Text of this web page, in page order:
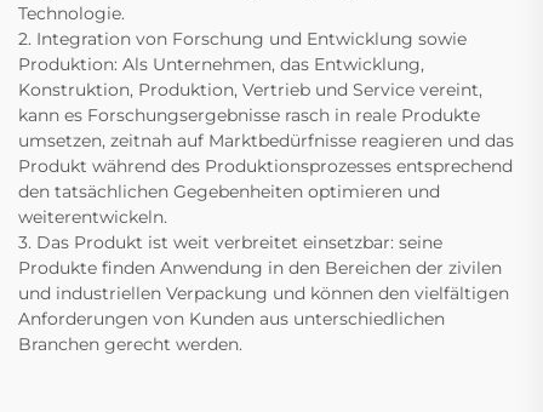
Technologie.
2. Integration von Forschung und Entwicklung sowie
Produktion: Als Unternehmen, das Entwicklung,
Konstruktion, Produktion, Vertrieb und Service vereint,
kann es Forschungsergebnisse rasch in reale Produkte
umsetzen, zeitnah auf Marktbedürfnisse reagieren und das
Produkt während des Produktionsprozesses entsprechend
den tatsächlichen Gegebenheiten optimieren und
weiterentwickeln.
3. Das Produkt ist weit verbreitet einsetzbar: seine
Produkte finden Anwendung in den Bereichen der zivilen
und industriellen Verpackung und können den vielfältigen
Anforderungen von Kunden aus unterschiedlichen
Branchen gerecht werden.